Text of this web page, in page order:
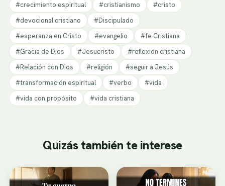
#crecimiento espiritual #cristianismo
#cristo
#devocional cristiano
#Discipulado
#esperanza en Cristo
#evangelio
#fe Cristiana
#Gracia de Dios
#Jesucristo
#reflexión cristiana
#Relación con Dios
#religión
#seguir a Jesús
#transformación espiritual
#verbo
#vida
#vida con propósito
#vida cristiana
Quizás también te interese